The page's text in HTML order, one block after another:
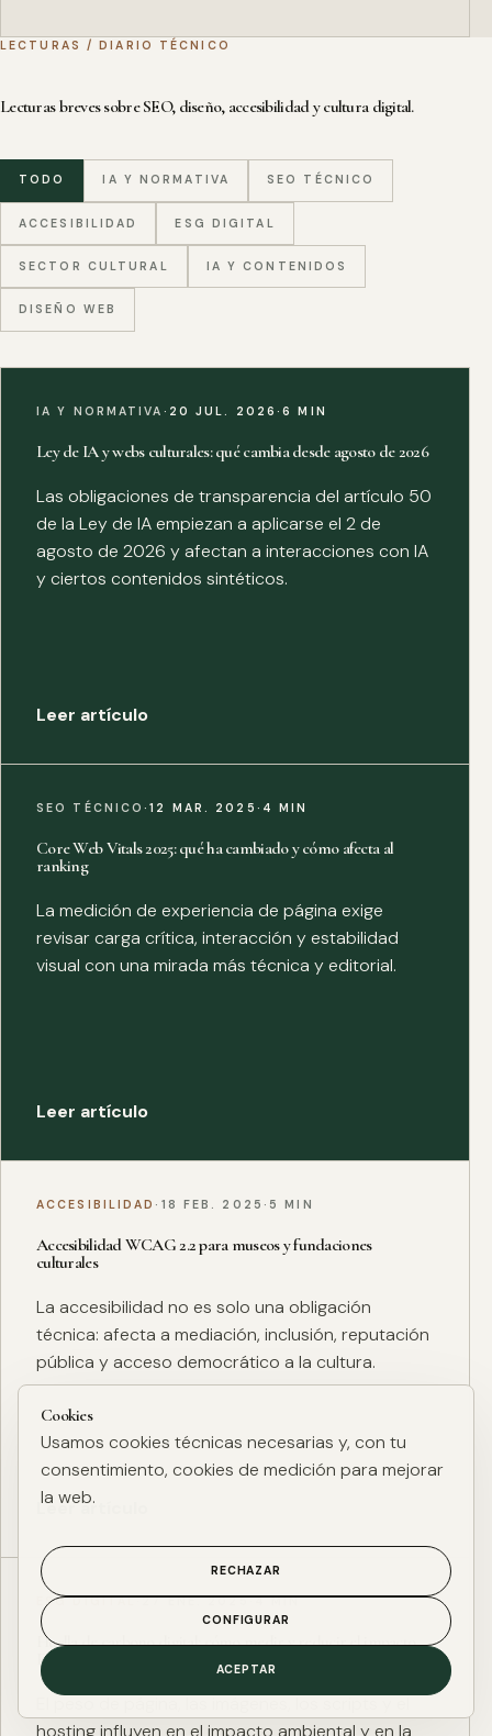
LECTURAS / DIARIO TÉCNICO
Lecturas breves sobre SEO, diseño, accesibilidad y cultura digital.
TODO IA Y NORMATIVA SEO TÉCNICO
ACCESIBILIDAD ESG DIGITAL
SECTOR CULTURAL IA Y CONTENIDOS
DISEÑO WEB
IA Y NORMATIVA · 20 JUL. 2026·6 MIN
Ley de IA y webs culturales: qué cambia desde agosto de 2026
Las obligaciones de transparencia del artículo 50
de la Ley de IA empiezan a aplicarse el 2 de
agosto de 2026 y afectan a interacciones con IA
y ciertos contenidos sintéticos.
Leer artículo
SEO TÉCNICO·12 MAR. 2025 · 4 MIN
Core Web Vitals 2025: qué ha cambiado y cómo afecta al
ranking
La medición de experiencia de página exige
revisar carga crítica, interacción y estabilidad
visual con una mirada más técnica y editorial.
Leer artículo
ACCESIBILIDAD · 18 FEB. 2025 · 5 MIN
Accesibilidad WCAG 2.2 para museos y fundaciones
culturales
La accesibilidad no es solo una obligación
técnica: afecta a mediación, inclusión, reputación
pública y acceso democrático a la cultura.
Leer artículo
ESG DIGITAL·27 ENE. 2025·4 MIN
Huella de carbono digital: cómo medir y reducir el impacto
ESG de una web
El peso de página, las imágenes, los scripts y el
hosting influyen en el impacto ambiental y en la
Cookies
Usamos cookies técnicas necesarias y, con tu
consentimiento, cookies de medición para mejorar
la web.
RECHAZAR
CONFIGURAR
ACEPTAR